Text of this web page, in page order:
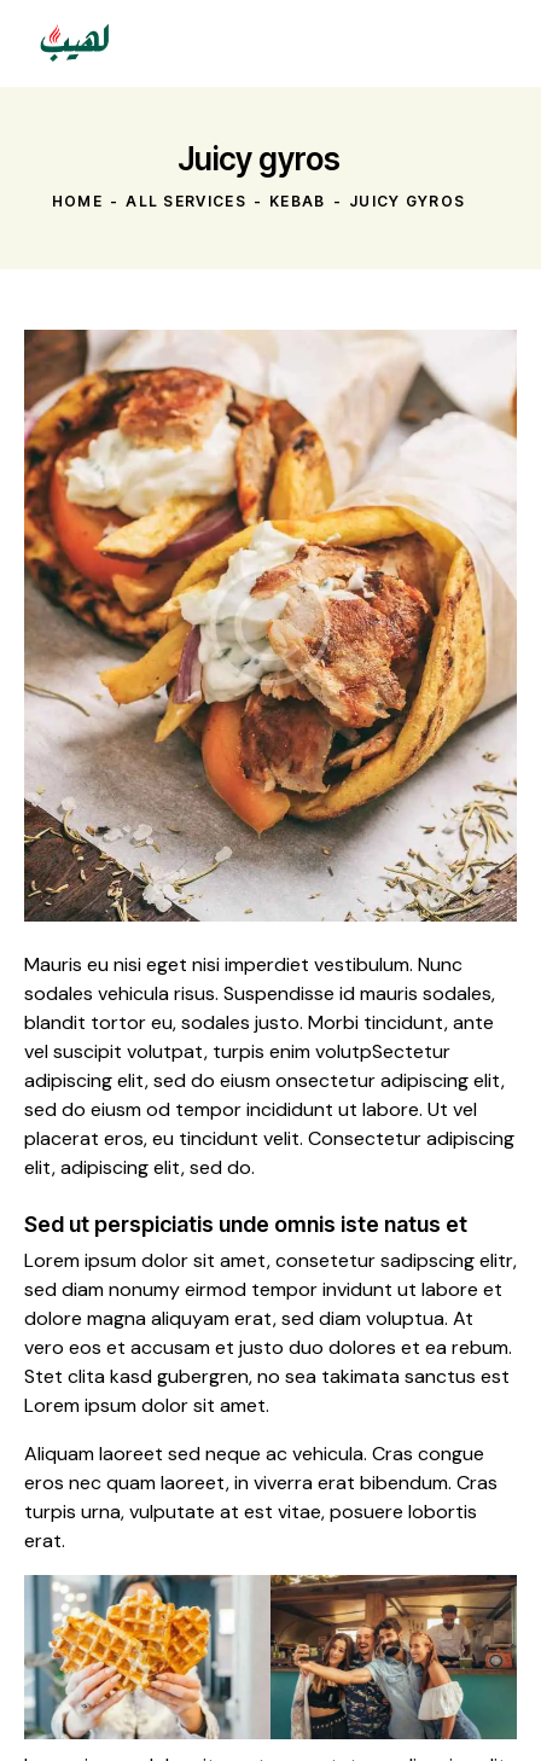
Juicy gyros
HOME ALL SERVICES KEBAB JUICY GYROS
Mauris eu nisi eget nisi imperdiet vestibulum. Nunc
sodales vehicula risus. Suspendisse id mauris sodales,
blandit tortor eu, sodales justo. Morbi tincidunt, ante
vel suscipit volutpat, turpis enim volutpSectetur
adipiscing elit, sed do eiusm onsectetur adipiscing elit,
sed do eiusm od tempor incididunt ut labore. Ut vel
placerat eros, eu tincidunt velit. Consectetur adipiscing
elit, adipiscing elit, sed do.
Sed ut perspiciatis unde omnis iste natus et
Lorem ipsum dolor sit amet, consetetur sadipscing elitr,
sed diam nonumy eirmod tempor invidunt ut labore et
dolore magna aliquyam erat, sed diam voluptua. At
vero eos et accusam et justo duo dolores et ea rebum.
Stet clita kasd gubergren, no sea takimata sanctus est
Lorem ipsum dolor sit amet.
Aliquam laoreet sed neque ac vehicula. Cras congue
eros nec quam laoreet, in viverra erat bibendum. Cras
turpis urna, vulputate at est vitae, posuere lobortis
erat.